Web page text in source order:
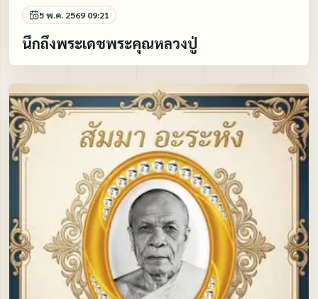
5 พ.ค. 2569 09:21
นึกถึงพระเดชพระคุณหลวงปู่